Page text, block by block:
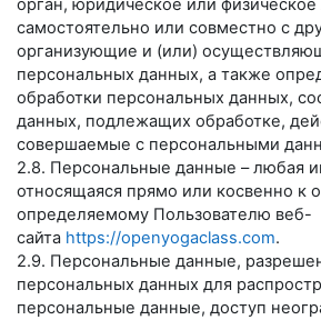
орган, юридическое или физическое
самостоятельно или совместно с
организующие и (или)
персональных данных, а также
обработки персональных данных,
данных, подлежащих обработке,
совершаемые с персональными
2.8. Персональные данные – любая
относящаяся прямо или косвенно к
определяемому Пользователю веб-
сайта https://openyogaclass.com.
2.9. Персональные данные,
персональных данных для
персональные данные, доступ